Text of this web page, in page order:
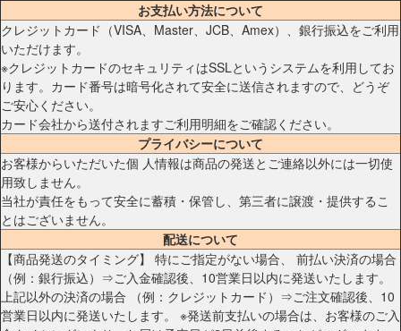
お支払い方法について
クレジットカード（VISA、Master、JCB、Amex）、銀行振込をご利用
いただけます。
※クレジットカードのセキュリティはSSLというシステムを利用してお
ります。カード番号は暗号化されて安全に送信されますので、どうぞ
ご安心ください。
カード会社から送付されますご利用明細をご確認ください。
プライバシーについて
お客様からいただいた個 人情報は商品の発送とご連絡以外には一切使
用致しません。
当社が責任をもって安全に蓄積・保管し、第三者に譲渡・提供するこ
とはございません。
配送について
【商品発送のタイミング】 特にご指定がない場合、 前払い決済の場合
（例：銀行振込）⇒ご入金確認後、10営業日以内に発送いたします。
上記以外の決済の場合 （例：クレジットカード）⇒ご注文確認後、10
営業日以内に発送いたします。 ※発送前支払いの場合は、お客様のご入